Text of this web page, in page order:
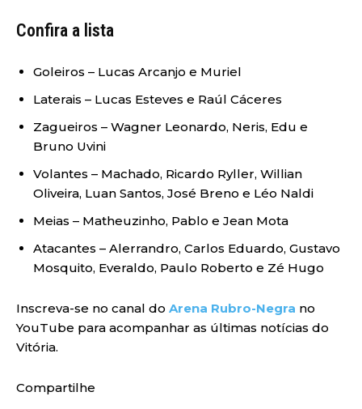
Confira a lista
Goleiros – Lucas Arcanjo e Muriel
Laterais – Lucas Esteves e Raúl Cáceres
Zagueiros – Wagner Leonardo, Neris, Edu e
Bruno Uvini
Volantes – Machado, Ricardo Ryller, Willian
Oliveira, Luan Santos, José Breno e Léo Naldi
Meias – Matheuzinho, Pablo e Jean Mota
Atacantes – Alerrandro, Carlos Eduardo, Gustavo
Mosquito, Everaldo, Paulo Roberto e Zé Hugo
Inscreva-se no canal do Arena Rubro-Negra no
YouTube para acompanhar as últimas notícias do
Vitória.
Compartilhe